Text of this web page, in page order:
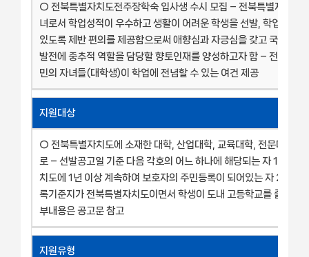
○ 전북특별자치도전주장학숙 입사생 수시 모집 – 전북특별자치도
녀로서 학업성적이 우수하고 생활이 어려운 학생을 선발, 학업에 전
있도록 제반 편의를 제공함으로써 애향심과 자긍심을 갖고 국가와
발전에 중추적 역할을 담당할 향토인재를 양성하고자 함 – 전북특별
민의 자녀들(대학생)이 학업에 전념할 수 있는 여건 제공
지원대상
○ 전북특별자치도에 소재한 대학, 산업대학, 교육대학, 전문대학 재
로 – 선발공고일 기준 다음 각호의 어느 하나에 해당되는 자 1. 전북
치도에 1년 이상 계속하여 보호자의 주민등록이 되어있는 자 2. 보호
록기준지가 전북특별자치도이면서 학생이 도내 고등학교를 졸업한
부내용은 공고문 참고
지원유형